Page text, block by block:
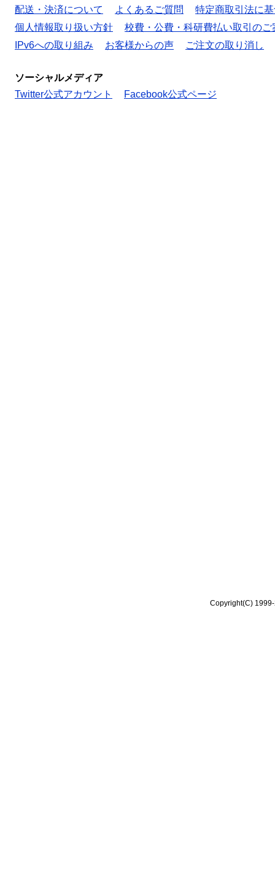
配送・決済について
よくあるご質問
特定商取引法に
個人情報取り扱い方針
校費・公費・科研費払い取引のご
IPv6への取り組み
お客様からの声 ご注文の取り消し
ソーシャルメディア
Twitter公式アカウント
Facebook公式ページ
Copyright(C)